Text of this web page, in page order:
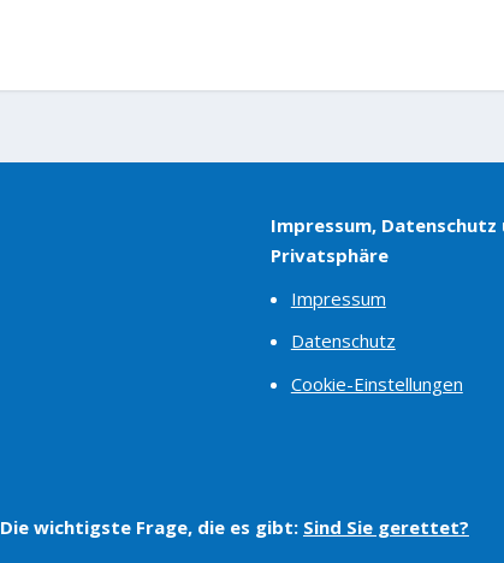
Impressum, Datenschutz
Privatsphäre
Impressum
Datenschutz
Cookie-Einstellungen
Die wichtigste Frage, die es gibt: Sind Sie gerettet?